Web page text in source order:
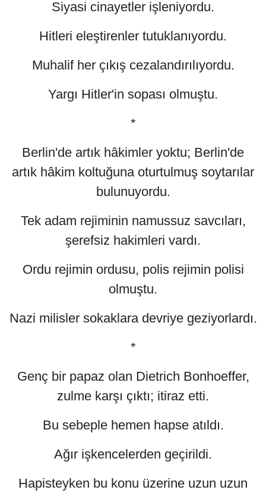
Siyasi cinayetler işleniyordu.
Hitleri eleştirenler tutuklanıyordu.
Muhalif her çıkış cezalandırılıyordu.
Yargı Hitler'in sopası olmuştu.
*
Berlin'de artık hâkimler yoktu; Berlin'de
artık hâkim koltuğuna oturtulmuş soytarılar
bulunuyordu.
Tek adam rejiminin namussuz savcıları,
şerefsiz hakimleri vardı.
Ordu rejimin ordusu, polis rejimin polisi
olmuştu.
Nazi milisler sokaklara devriye geziyorlardı.
*
Genç bir papaz olan Dietrich Bonhoeffer,
zulme karşı çıktı; itiraz etti.
Bu sebeple hemen hapse atıldı.
Ağır işkencelerden geçirildi.
Hapisteyken bu konu üzerine uzun uzun